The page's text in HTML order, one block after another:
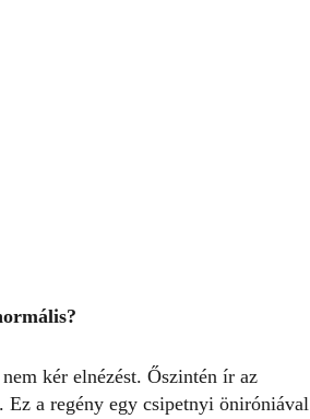
kér elnézést. Őszintén ír az
Ez a regény egy csipetnyi öniróniával